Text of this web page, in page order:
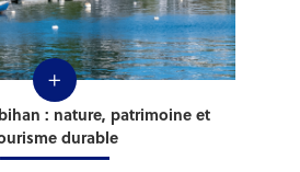
+
: nature, patrimoine et
durable